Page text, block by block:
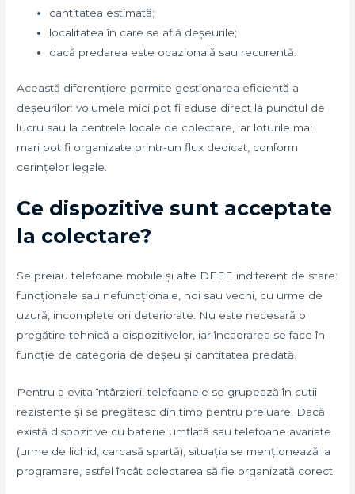
cantitatea estimată;
localitatea în care se află deșeurile;
dacă predarea este ocazională sau recurentă.
Această diferențiere permite gestionarea eficientă a
deșeurilor: volumele mici pot fi aduse direct la punctul de
lucru sau la centrele locale de colectare, iar loturile mai
mari pot fi organizate printr-un flux dedicat, conform
cerințelor legale.
Ce dispozitive sunt acceptate
la colectare?
Se preiau telefoane mobile și alte DEEE indiferent de stare:
funcționale sau nefuncționale, noi sau vechi, cu urme de
uzură, incomplete ori deteriorate. Nu este necesară o
pregătire tehnică a dispozitivelor, iar încadrarea se face în
funcție de categoria de deșeu și cantitatea predată.
Pentru a evita întârzieri, telefoanele se grupează în cutii
rezistente și se pregătesc din timp pentru preluare. Dacă
există dispozitive cu baterie umflată sau telefoane avariate
(urme de lichid, carcasă spartă), situația se menționează la
programare, astfel încât colectarea să fie organizată corect.